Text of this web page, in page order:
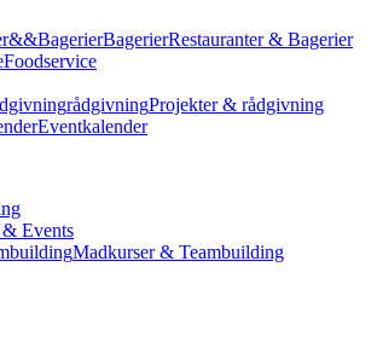
Events
Madkurser & Teambuilding
&&BagerierBagerierRestauranter & Bagerier
Foodservice
rådgivningProjekter & rådgivning
Eventkalender